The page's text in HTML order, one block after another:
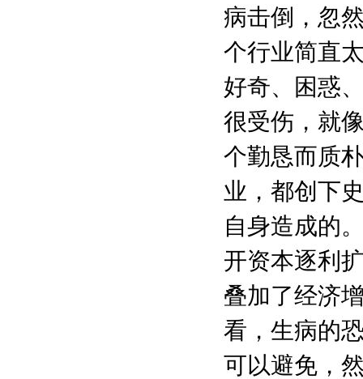
病击倒，忽
个行业简直
好奇、困惑
很受伤，就
个勤恳而质
业，都创下
自身造成的
开资本逐利
叠加了经济
看，生病的
可以避免，